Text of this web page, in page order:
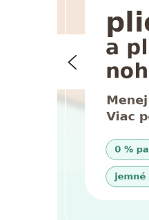
T
V
Predchádzajúce